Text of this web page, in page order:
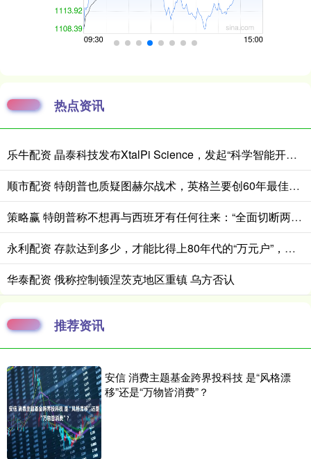
热点资讯
乐牛配资 晶泰科技发布XtalPi Science，发起“科学智能开放生态联盟”
顺市配资 特朗普也质疑图赫尔战术，英格兰要创60年最佳战绩困难重重
策略赢 特朗普称不想再与西班牙有任何往来：“全面切断两国贸易”
永利配资 存款达到多少，才能比得上80年代的“万元户”，你们超过了吗？
华泰配资 俄称控制顿涅茨克地区重镇 乌方否认
推荐资讯
安信 消费主题基金跨界投科技 是“风格漂
移”还是“万物皆消费”？